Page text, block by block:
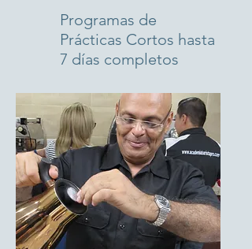
Programas de
Prácticas Cortos hasta
7 días completos